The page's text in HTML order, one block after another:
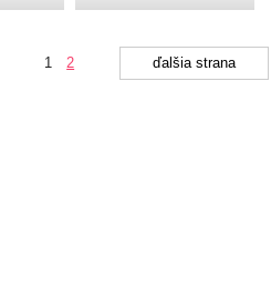
1 2 ďalšia strana